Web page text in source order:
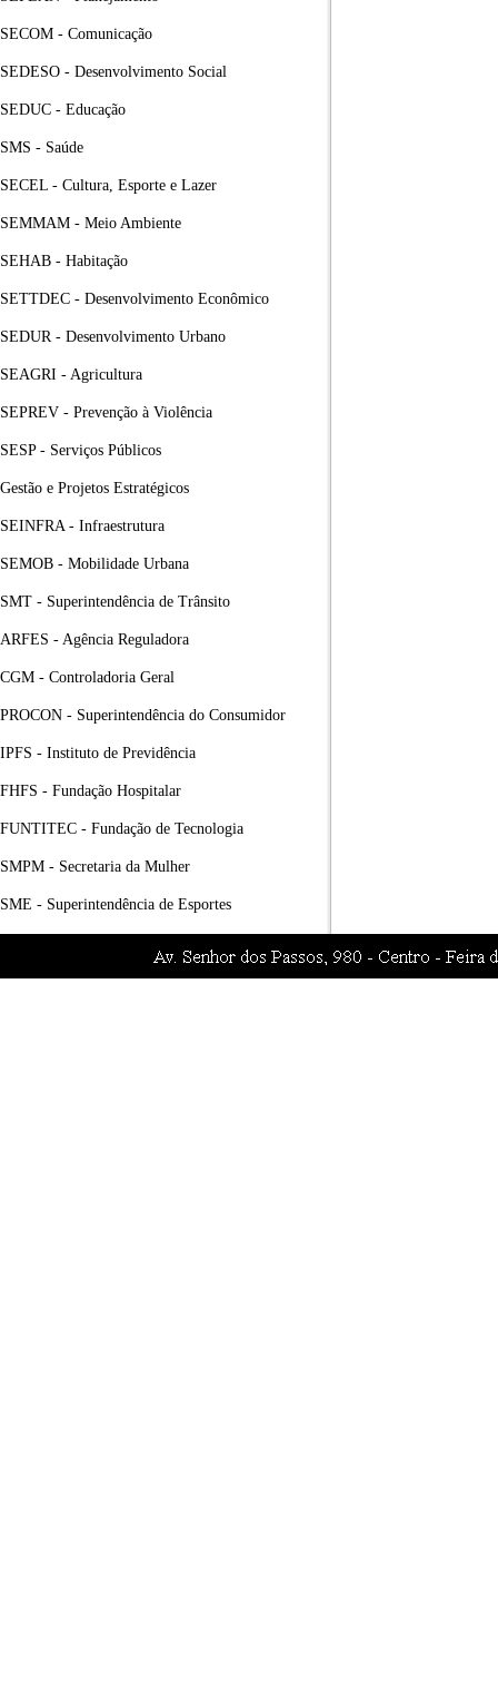
SECOM - Comunicação
SEDESO - Desenvolvimento Social
SEDUC - Educação
SMS - Saúde
SECEL - Cultura, Esporte e Lazer
SEMMAM - Meio Ambiente
SEHAB - Habitação
SETTDEC - Desenvolvimento Econômico
SEDUR - Desenvolvimento Urbano
SEAGRI - Agricultura
SEPREV - Prevenção à Violência
SESP - Serviços Públicos
Gestão e Projetos Estratégicos
SEINFRA - Infraestrutura
SEMOB - Mobilidade Urbana
SMT - Superintendência de Trânsito
ARFES - Agência Reguladora
CGM - Controladoria Geral
PROCON - Superintendência do Consumidor
IPFS - Instituto de Previdência
FHFS - Fundação Hospitalar
FUNTITEC - Fundação de Tecnologia
SMPM - Secretaria da Mulher
SME - Superintendência de Esportes